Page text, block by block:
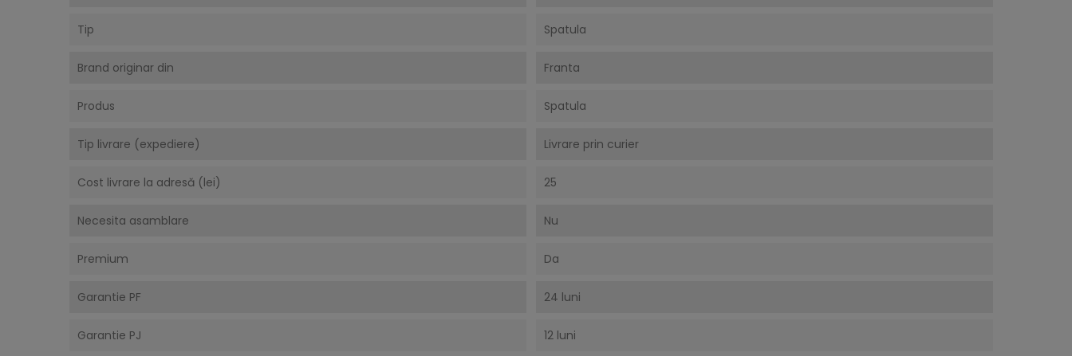
Tip Spatula
Brand originar din Franta
Produs Spatula
Tip livrare (expediere) Livrare prin curier
Cost livrare la adresă (lei) 25
Necesita asamblare Nu
Premium Da
Garantie PF 24 luni
Garantie PJ 12 luni